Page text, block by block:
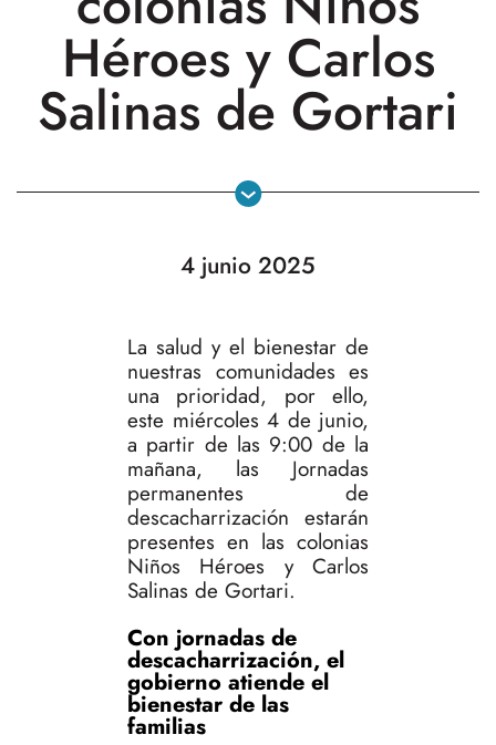
Héroes y Carlos
Salinas de Gortari
4 junio 2025
La salud y el bienestar de
nuestras comunidades es
una prioridad, por ello,
este miércoles 4 de junio,
a partir de las 9:00 de la
mañana, las Jornadas
permanentes de
descacharrización estarán
presentes en las colonias
Niños Héroes y Carlos
Salinas de Gortari.
Con jornadas de
descacharrización, el
gobierno atiende el
bienestar de las
familias